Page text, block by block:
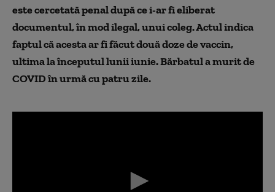
este cercetată penal după ce i-ar fi eliberat
documentul, în mod ilegal, unui coleg. Actul indica
faptul că acesta ar fifăcutdouă doze de vaccin,
ultima la începutul lunii iunie. Bărbatul a murit de
COVID în urmă cu patru zile.